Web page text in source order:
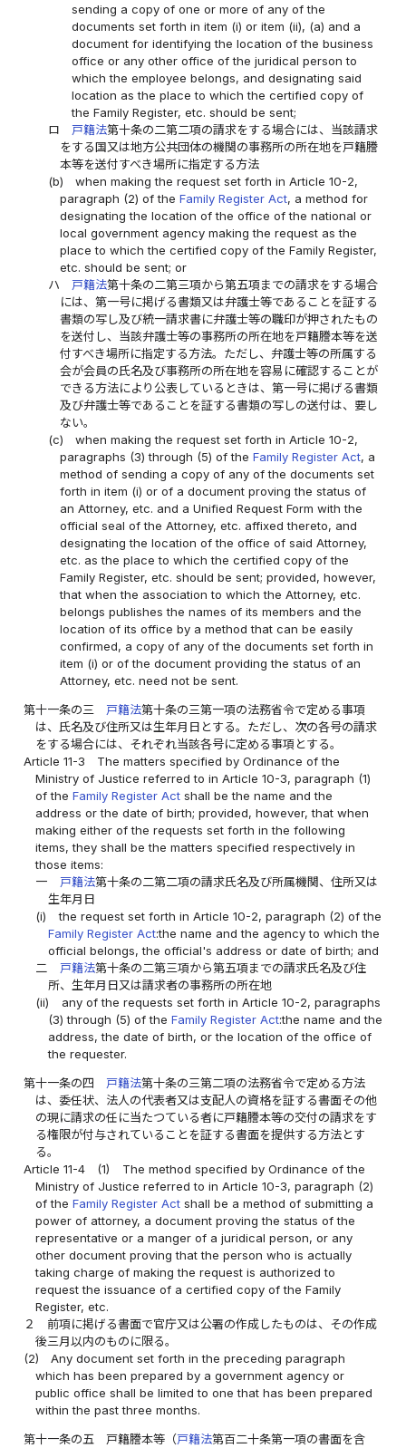
sending a copy of one or more of any of the
documents set forth in item (i) or item (ii), (a) and a
document for identifying the location of the business
office or any other office of the juridical person to
which the employee belongs, and designating said
location as the place to which the certified copy of
the Family Register, etc. should be sent;
ロ
戸籍法第十条の二第二項の請求をする場合には、当該請求
をする国又は地方公共団体の機関の事務所の所在地を戸籍謄
本等を送付すべき場所に指定する方法
(b)
when making the request set forth in Article 10-2,
paragraph (2) of the Family Register Act, a method for
designating the location of the office of the national or
local government agency making the request as the
place to which the certified copy of the Family Register,
etc. should be sent; or
ハ
戸籍法第十条の二第三項から第五項までの請求をする場合
には、第一号に掲げる書類又は弁護士等であることを証する
書類の写し及び統一請求書に弁護士等の職印が押されたもの
を送付し、当該弁護士等の事務所の所在地を戸籍謄本等を送
付すべき場所に指定する方法。ただし、弁護士等の所属する
会が会員の氏名及び事務所の所在地を容易に確認することが
できる方法により公表しているときは、第一号に掲げる書類
及び弁護士等であることを証する書類の写しの送付は、要し
ない。
(c)
when making the request set forth in Article 10-2,
paragraphs (3) through (5) of the Family Register Act, a
method of sending a copy of any of the documents set
forth in item (i) or of a document proving the status of
an Attorney, etc. and a Unified Request Form with the
official seal of the Attorney, etc. affixed thereto, and
designating the location of the office of said Attorney,
etc. as the place to which the certified copy of the
Family Register, etc. should be sent; provided, however,
that when the association to which the Attorney, etc.
belongs publishes the names of its members and the
location of its office by a method that can be easily
confirmed, a copy of any of the documents set forth in
item (i) or of the document providing the status of an
Attorney, etc. need not be sent.
第十一条の三 戸籍法第十条の三第一項の法務省令で定める事項
は、氏名及び住所又は生年月日とする。ただし、次の各号の請求
をする場合には、それぞれ当該各号に定める事項とする。
Article 11-3
The matters specified by Ordinance of the
Ministry of Justice referred to in Article 10-3, paragraph (1)
of theFamily Register Act shall be the name and the
address or the date of birth; provided, however, that when
making either of the requests set forth in the following
items, they shall be the matters specified respectively in
those items:
一
戸籍法第十条の二第二項の請求氏名及び所属機関、住所又は
生年月日
(i)
the request set forth in Article 10-2, paragraph (2) of the
Family Register Act:the name and the agency to which the
official belongs, the official's address or date of birth; and
二
戸籍法第十条の二第三項から第五項までの請求氏名及び住
所、生年月日又は請求者の事務所の所在地
(ii)
any of the requests set forth in Article 10-2, paragraphs
(3) through (5) of the Family Register Act:the name and the
address, the date of birth, or the location of the office of
the requester.
第十一条の四 戸籍法第十条の三第二項の法務省令で定める方法
は、委任状、法人の代表者又は支配人の資格を証する書面その他
の現に請求の任に当たつている者に戸籍謄本等の交付の請求をす
る権限が付与されていることを証する書面を提供する方法とす
る。
Article 11-4
(1)
The method specified by Ordinance of the
Ministry of Justice referred to in Article 10-3, paragraph (2)
of theFamily Register Act shall be a method of submitting a
power of attorney, a document proving the status of the
representative or a manger of a juridical person, or any
other document proving that the person who is actually
taking charge of making the request is authorized to
request the issuance of a certified copy of the Family
Register, etc.
２
前項に掲げる書面で官庁又は公署の作成したものは、その作成
後三月以内のものに限る。
(2)
Any document set forth in the preceding paragraph
which has been prepared by a government agency or
public office shall be limited to one that has been prepared
within the past three months.
第十一条の五 戸籍謄本等（戸籍法第百二十条第一項の書面を含